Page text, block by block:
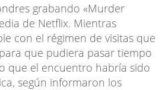
grabando «Murder
de Netflix. Mientras
con el régimen de visitas que
que pudiera pasar tiempo
que el encuentro habría sido
según informaron los